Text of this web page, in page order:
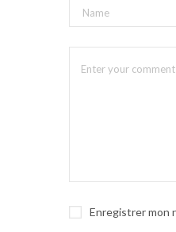
Enregistrer mon